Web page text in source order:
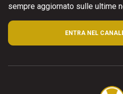
sempre aggiornato sulle ultime
ENTRA NEL